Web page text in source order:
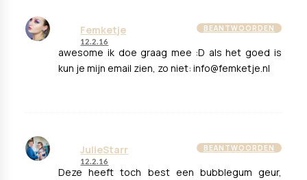
Femketje
12.2.16
awesome ik doe graag mee :D als het goed is
kun je mijn email zien, zo niet: info@femketje.nl
BEANTWOORDEN
JulieStarr
12.2.16
Deze heeft toch best een bubblegum geur,
BEANTWOORDEN